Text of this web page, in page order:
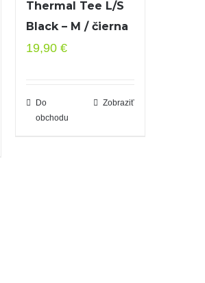
Thermal Tee L/S
Black – M / čierna
19,90 €
Do
obchodu
Zobraziť